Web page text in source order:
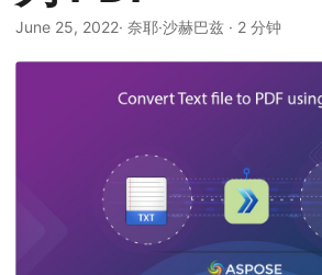
June 25, 2022· 奈耶·沙赫巴兹 · 2 分钟